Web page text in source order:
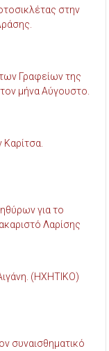
στην
Γραφείων της
μήνα Αύγουστο.
για το
Λαρίσης
(ΗΧΗΤΙΚΟ)
συναισθηματικό